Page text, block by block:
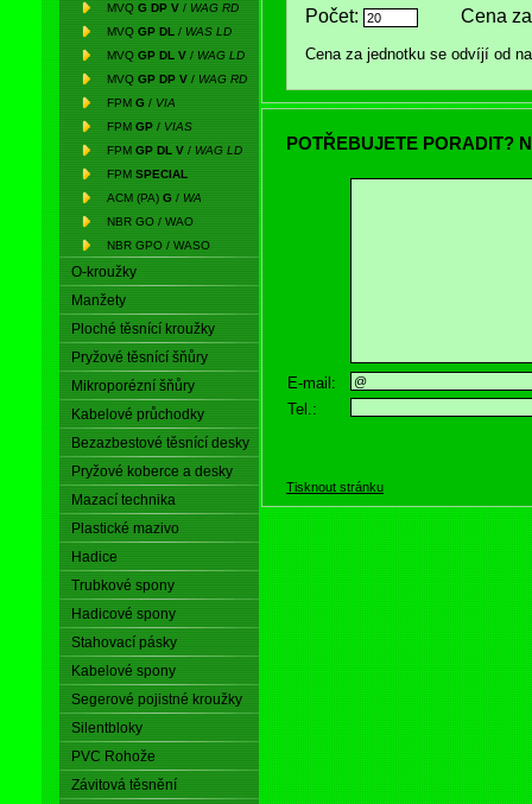
MVQ G DP V / WAG RD
MVQ GP DL / WAS LD
MVQ GP DL V / WAG LD
MVQ GP DP V / WAG RD
FPM G / VIA
FPM GP / VIAS
FPM GP DL V / WAG LD
FPM SPECIAL
ACM (PA) G / WA
NBR GO / WAO
NBR GPO / WASO
O-kroužky
Manžety
Ploché těsnící kroužky
Pryžové těsnící šňůry
Mikroporézní šňůry
Kabelové průchodky
Bezazbestové těsnící desky
Pryžové koberce a desky
Mazací technika
Plastické mazivo
Hadice
Trubkové spony
Hadicové spony
Stahovací pásky
Kabelové spony
Segerové pojistné kroužky
Silentbloky
PVC Rohože
Závitová těsnění
Počet: Cena za
Cena za jednotku se odvíjí od
POTŘEBUJETE PORADIT?
E-mail:
Tel.:
Tisknout stránku